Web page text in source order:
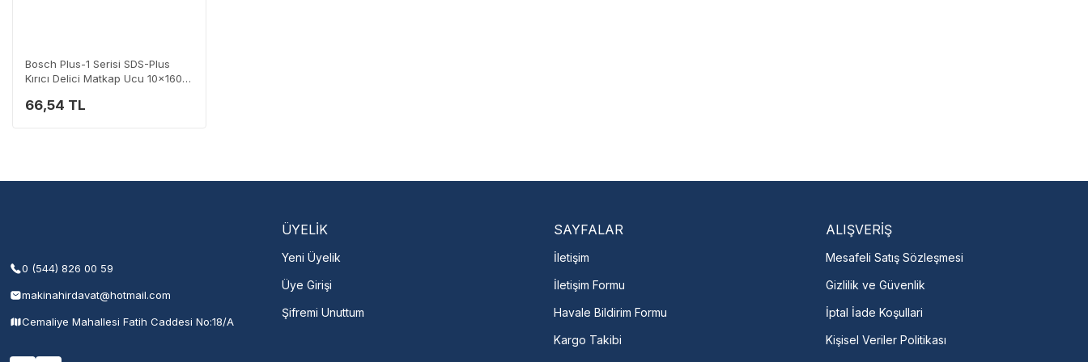
Bosch Plus-1 Serisi SDS-Plus
Kırıcı Delici Matkap Ucu 10x160
66,54 TL
0 (544) 826 00 59
makinahirdavat@hotmail.com
Cemaliye Mahallesi Fatih Caddesi No:18/A
ÜYELİK
Yeni Üyelik
Üye Girişi
Şifremi Unuttum
SAYFALAR
İletişim
İletişim Formu
Havale Bildirim Formu
Kargo Takibi
ALIŞVERİŞ
Mesafeli Satış Sözleşmesi
Gizlilik ve Güvenlik
İptal İade Koşullari
Kişisel Veriler Politikası